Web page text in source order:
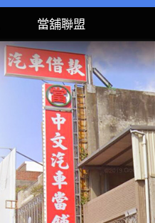
當舖聯盟